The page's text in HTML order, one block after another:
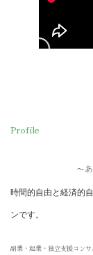
Profile
〜
時間的自由と経済的
ンです。
副業・起業・独立支援コンサ